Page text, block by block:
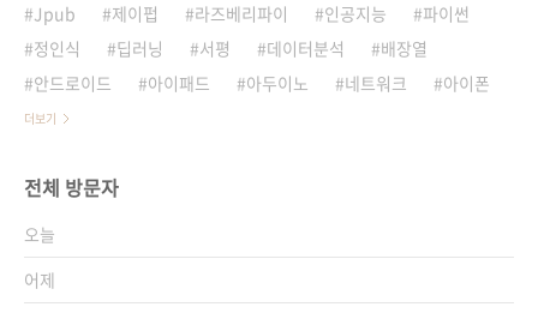
Jpub
제이펍 라즈베리파이 인공지능
파이썬
정인식
딥러닝 서평 데이터분석
배장열
안드로이드
아이패드 아두이노 네트워크 아이폰
더보기
전체 방문자
오늘
어제